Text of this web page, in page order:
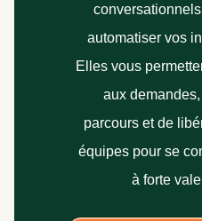
automatiser vos
Elles vous
aux
parcours et de
équipes pour se
à forte